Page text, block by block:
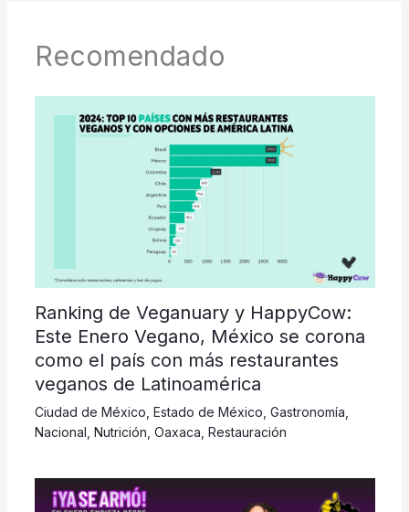
Recomendado
Ranking de Veganuary y HappyCow:
Este Enero Vegano, México se corona
como el país con más restaurantes
veganos de Latinoamérica
Ciudad de México Estado de México Gastronomía
Nacional Nutrición Oaxaca Restauración